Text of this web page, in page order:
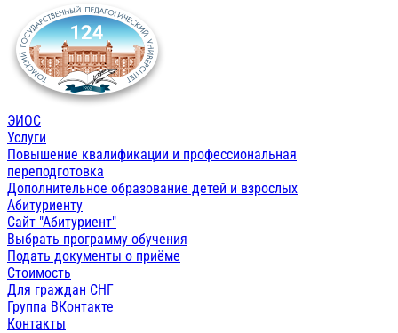
ЭИОС
Услуги
Повышение квалификации и профессиональная
переподготовка
Дополнительное образование детей и взрослых
Абитуриенту
Сайт "Абитуриент"
Выбрать программу обучения
Подать документы о приёме
Стоимость
Для граждан СНГ
Группа ВКонтакте
Контакты